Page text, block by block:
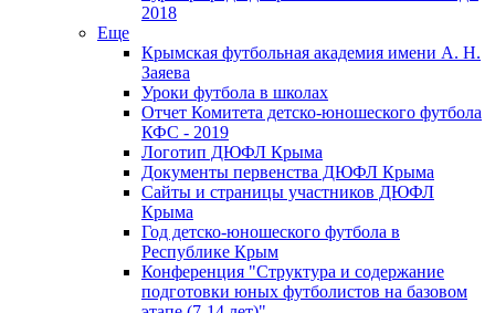
2018
Еще
Крымская футбольная академия имени А. Н.
Заяева
Уроки футбола в школах
Отчет Комитета детско-юношеского футбола
КФС - 2019
Логотип ДЮФЛ Крыма
Документы первенства ДЮФЛ Крыма
Сайты и страницы участников ДЮФЛ
Крыма
Год детско-юношеского футбола в
Республике Крым
Конференция "Структура и содержание
подготовки юных футболистов на базовом